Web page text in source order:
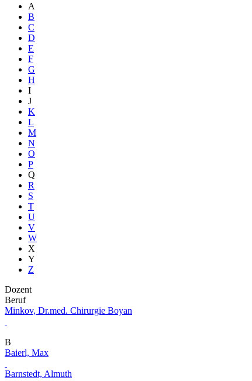
A
B
C
D
E
F
G
H
I
J
K
L
M
N
O
P
Q
R
S
T
U
V
W
X
Y
Z
Dozent
Beruf
Minkov, Dr.med. Chirurgie Boyan
B
Baierl, Max
Barnstedt, Almuth